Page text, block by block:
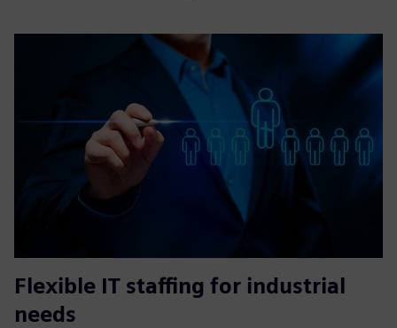
Flexible IT staffing for industrial
needs